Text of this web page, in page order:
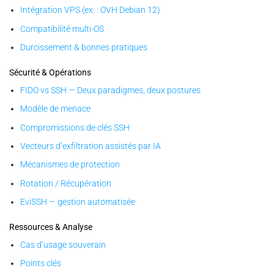
Intégration VPS (ex. : OVH Debian 12)
Compatibilité multi-OS
Durcissement & bonnes pratiques
Sécurité & Opérations
FIDO vs SSH — Deux paradigmes, deux postures
Modèle de menace
Compromissions de clés SSH
Vecteurs d’exfiltration assistés par IA
Mécanismes de protection
Rotation / Récupération
EviSSH — gestion automatisée
Ressources & Analyse
Cas d’usage souverain
Points clés